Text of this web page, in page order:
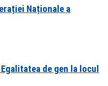
Naționale a
de gen la locul